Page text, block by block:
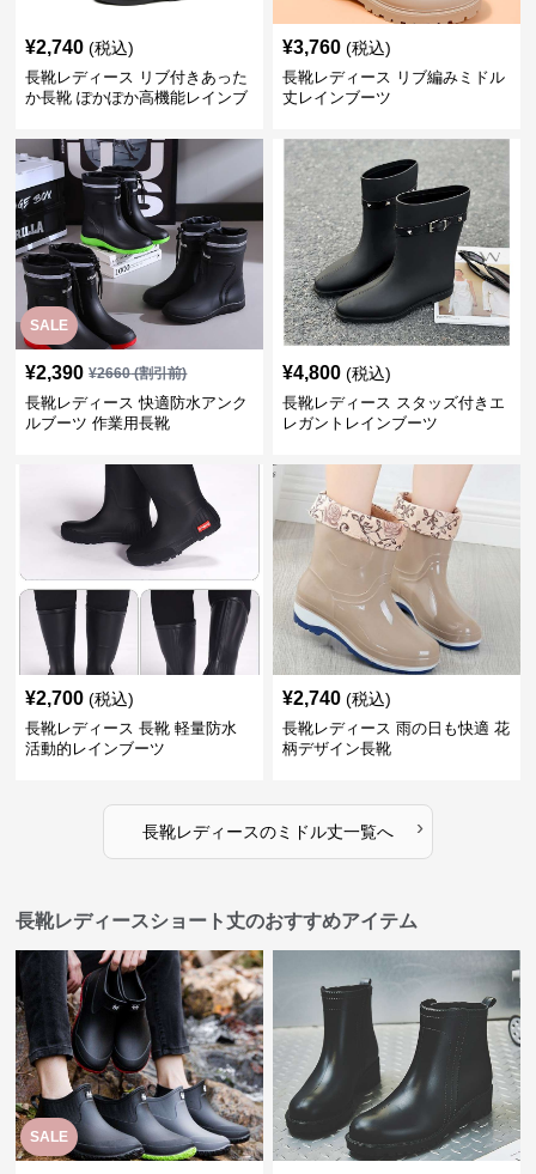
¥2,740 (税込)
長靴レディース リブ付きあった
か長靴 ぽかぽか高機能レインブ
¥3,760 (税込)
長靴レディース リブ編みミドル
丈レインブーツ
SALE
¥2,390 ¥2660(割引前)
長靴レディース 快適防水アンク
ルブーツ 作業用長靴
¥4,800 (税込)
長靴レディース スタッズ付きエ
レガントレインブーツ
¥2,700 (税込)
長靴レディース 長靴 軽量防水
活動的レインブーツ
¥2,740 (税込)
長靴レディース 雨の日も快適 花
柄デザイン長靴
長靴レディースのミドル丈一覧へ ›
長靴レディースショート丈のおすすめアイテム
SALE